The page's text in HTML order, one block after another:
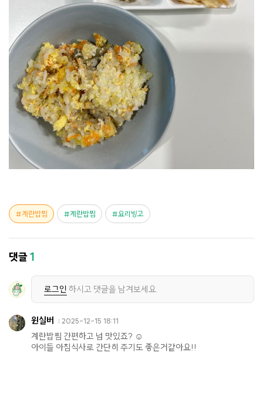
계란밥찜 계란밥찜 요리빙고
댓글1
로그인 하시고 댓글을 남겨보세요.
윈실버 2025-12-15 18:11
계란밥찜 간편하고 넘 맛있죠? ☺️
아이들 아침식사로 간단히 주기도 좋은거같아요!!